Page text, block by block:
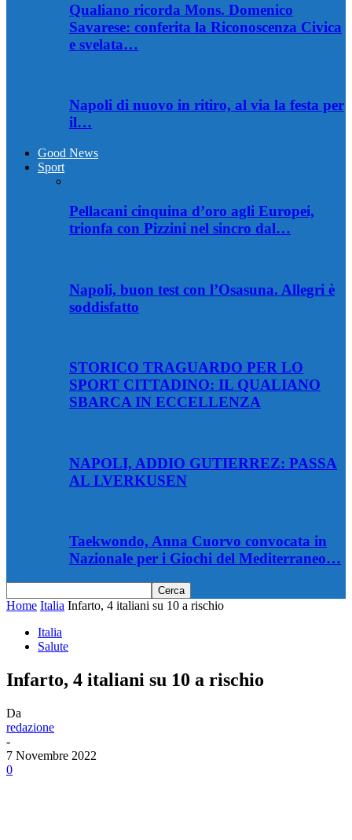
Qualiano ricorda Mons. Domenico
Savarese: conferita la Riconoscenza Civica
e svelata…
Napoli di nuovo in ritiro, al via la festa per
il…
Good News
Sport
Pellacani cinquina d’oro agli Europei,
trionfa con Pizzini nel sincro dal…
Napoli, buon test con l’Osasuna. Allegri è
soddisfatto
STORICO TRAGUARDO PER LO
SPORT CITTADINO: IL QUALIANO
SBARCA IN ECCELLENZA
NAPOLI, ADDIO GUTIERREZ: PASSA
AL LVERKUSEN
Taekwondo, Anna Cuorvo convocata in
Nazionale per i Giochi del Mediterraneo…
Home Italia Infarto, 4 italiani su 10 a rischio
Italia
Salute
Infarto, 4 italiani su 10 a rischio
Da
redazione
-
7 Novembre 2022
0